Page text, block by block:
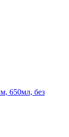
650мл, без